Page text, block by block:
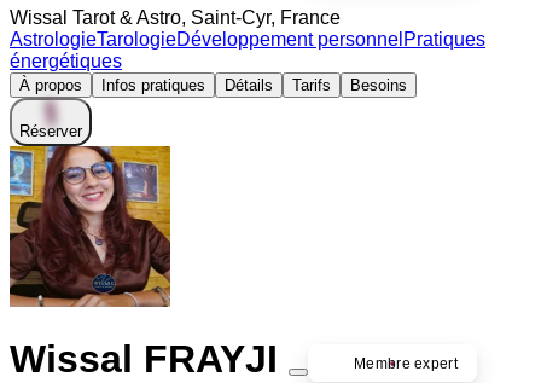
Wissal Tarot & Astro, Saint-Cyr, France
AstrologieTarologieDéveloppement personnel Pratiques
énergétiques
À propos Infos pratiques Détails Tarifs Besoins
Réserver
Wissal FRAYJI Membre expert